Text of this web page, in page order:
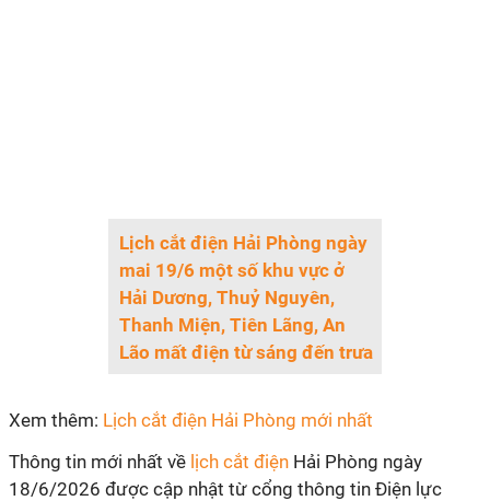
Lịch cắt điện Hải Phòng ngày
mai 19/6 một số khu vực ở
Hải Dương, Thuỷ Nguyên,
Thanh Miện, Tiên Lãng, An
Lão mất điện từ sáng đến trưa
Xem thêm: Lịch cắt điện Hải Phòng mới nhất
Thông tin mới nhất về lịch cắt điện Hải Phòng ngày
18/6/2026 được cập nhật từ cổng thông tin Điện lực